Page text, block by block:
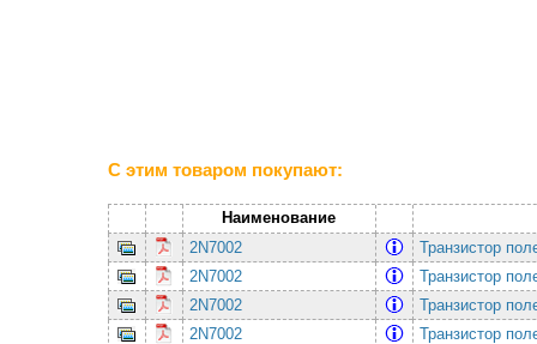
С этим товаром покупают:
Наименование
2N7002
Транзистор
2N7002
Транзистор
2N7002
Транзистор
2N7002
Транзистор